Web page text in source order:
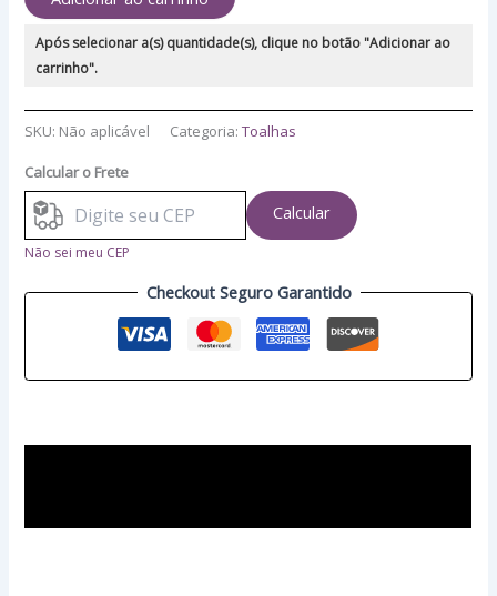
Após selecionar a(s) quantidade(s), clique no botão "Adicionar ao
carrinho".
SKU: Não aplicável Categoria:Toalhas
Calcular o Frete
Calcular
Não sei meu CEP
Checkout Seguro Garantido